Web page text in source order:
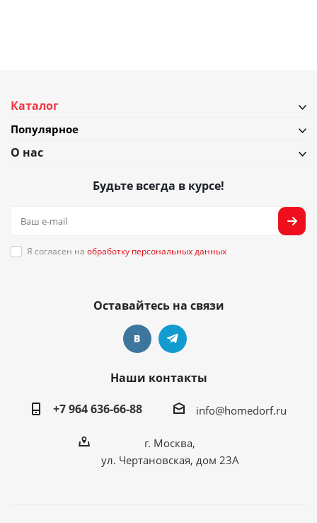
Каталог
Популярное
О нас
Будьте всегда в курсе!
Я согласен на обработку персональных данных
Оставайтесь на связи
Наши контакты
+7 964 636-66-88
info@homedorf.ru
г. Москва,
ул. Чертановская, дом 23А